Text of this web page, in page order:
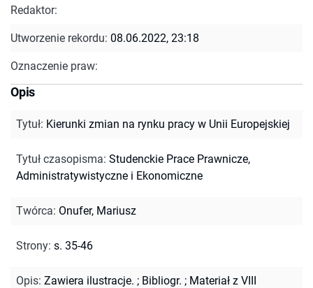
Redaktor:
Utworzenie rekordu: 08.06.2022, 23:18
Oznaczenie praw:
Opis
Tytuł: Kierunki zmian na rynku pracy w Unii Europejskiej
Tytuł czasopisma: Studenckie Prace Prawnicze,
Administratywistyczne i Ekonomiczne
Twórca: Onufer, Mariusz
Strony: s. 35-46
Opis: Zawiera ilustracje. ; Bibliogr. ; Materiał z VIII